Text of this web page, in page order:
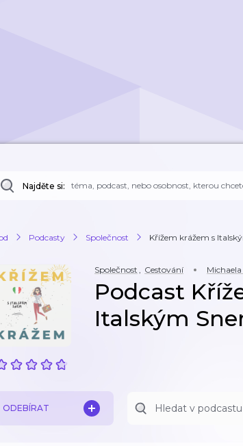
Najděte si:
Podcasty Společnost Křížem krážem s
Společnost , Cestování
Podcast
Italským
ODEBÍRAT